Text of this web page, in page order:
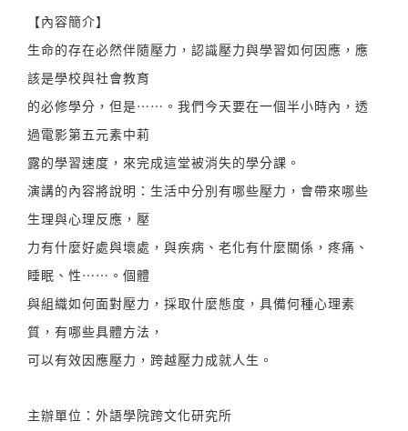
【內容簡介】
生命的存在必然伴隨壓力，認識壓力與學習如何因應，應
該是學校與社會教育
的必修學分，但是⋯⋯。我們今天要在一個半小時內，透
過電影第五元素中莉
露的學習速度，來完成這堂被消失的學分課。
演講的內容將說明：生活中分別有哪些壓力，會帶來哪些
生理與心理反應，壓
力有什麼好處與壞處，與疾病、老化有什麼關係，疼痛、
睡眠、性⋯⋯。個體
與組織如何面對壓力，採取什麼態度，具備何種心理素
質，有哪些具體方法，
可以有效因應壓力，跨越壓力成就人生。
主辦單位：外語學院跨文化研究所